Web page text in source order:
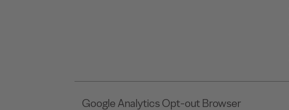
Google Analytics Opt-out Browser